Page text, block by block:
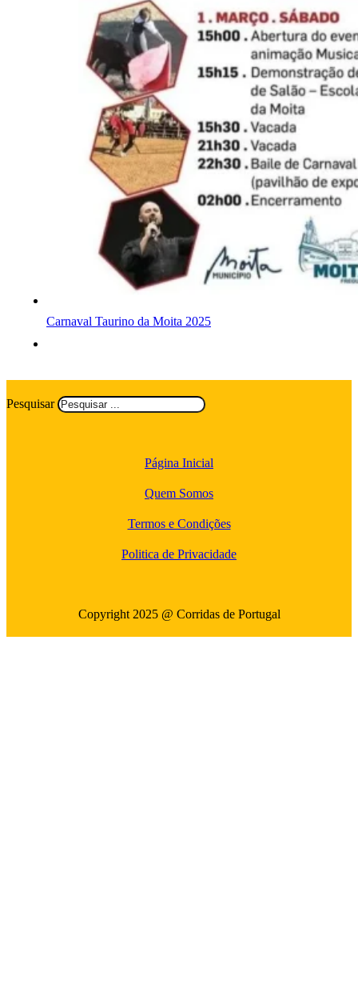
Carnaval Taurino da Moita 2025
Pesquisar
Página Inicial
Quem Somos
Termos e Condições
Politica de Privacidade
Copyright 2025 @ Corridas de Portugal